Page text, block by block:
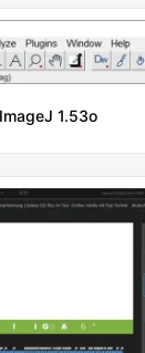
ImageJ 1.53o